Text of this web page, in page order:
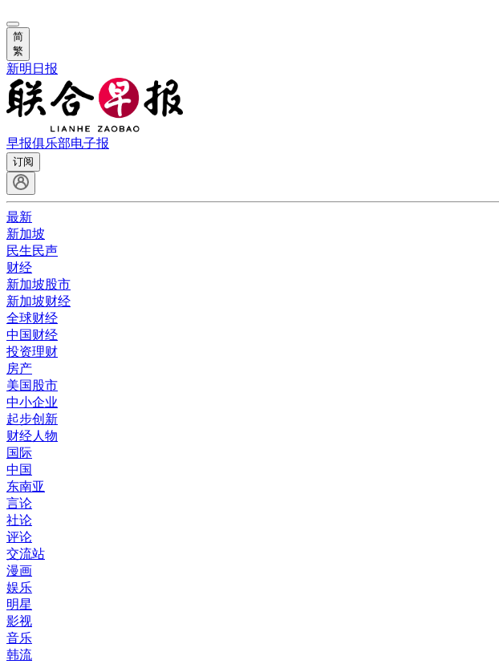
简
繁
新明日报
早报俱乐部电子报
订阅
最新
新加坡
民生民声
财经
新加坡股市
新加坡财经
全球财经
中国财经
投资理财
房产
美国股市
中小企业
起步创新
财经人物
国际
中国
东南亚
言论
社论
评论
交流站
漫画
娱乐
明星
影视
音乐
韩流